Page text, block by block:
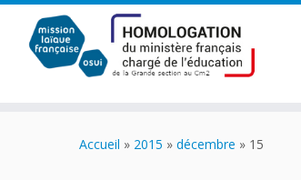
Accueil » 2015 » décembre » 15